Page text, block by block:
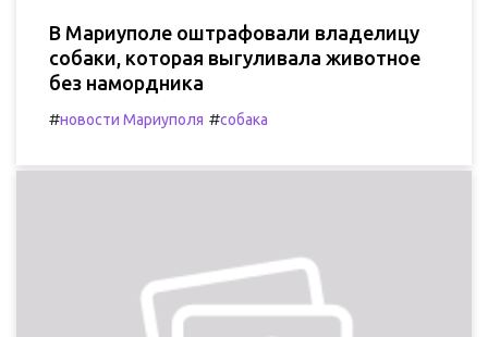
В Мариуполе оштрафовали владелицу
собаки, которая выгуливала животное
без намордника
#новости Мариуполя #собака